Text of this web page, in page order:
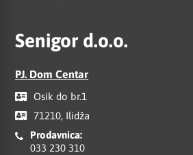
Senigor d.o.o.
PJ. Dom Centar
Osik do br.1
71210, Ilidža
Prodavnica:
033 230 310